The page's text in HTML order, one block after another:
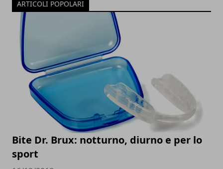
ARTICOLI POPOLARI
Bite Dr. Brux: notturno, diurno e per lo
sport